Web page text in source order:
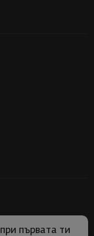
при първата ти